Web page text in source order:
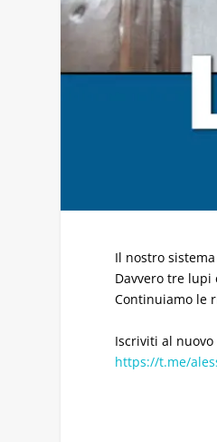
Il nostro
Davvero tre lupi
Continuiamo le
Iscriviti al
https://t.me/